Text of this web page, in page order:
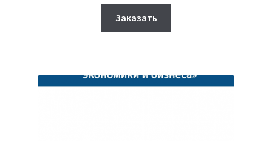
составляла
2,000₽.
Заказать
Опции